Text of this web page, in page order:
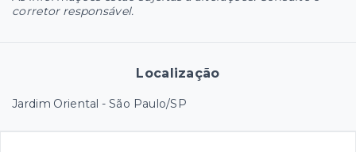
corretor responsável.
Localização
Jardim Oriental - São Paulo/SP